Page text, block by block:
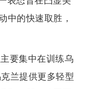
中的快速取胜，
要集中在训练乌
兰提供更多轻型